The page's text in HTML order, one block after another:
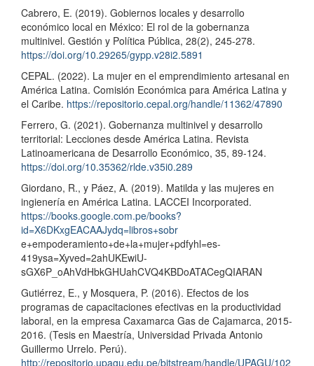
Cabrero, E. (2019). Gobiernos locales y desarrollo
económico local en México: El rol de la gobernanza
multinivel. Gestión y Política Pública, 28(2), 245-278.
https://doi.org/10.29265/gypp.v28i2.5891
CEPAL. (2022). La mujer en el emprendimiento artesanal en
América Latina. Comisión Económica para América Latina y
el Caribe. https://repositorio.cepal.org/handle/11362/47890
Ferrero, G. (2021). Gobernanza multinivel y desarrollo
territorial: Lecciones desde América Latina. Revista
Latinoamericana de Desarrollo Económico, 35, 89-124.
https://doi.org/10.35362/rlde.v35i0.289
Giordano, R., y Páez, A. (2019). Matilda y las mujeres en
ingienería en América Latina. LACCEI Incorporated.
https://books.google.com.pe/books?
id=X6DKxgEACAAJydq=libros+sobr
e+empoderamiento+de+la+mujer+pdfyhl=es-
419ysa=Xyved=2ahUKEwiU-
sGX6P_oAhVdHbkGHUahCVQ4KBDoATACegQIARAN
Gutiérrez, E., y Mosquera, P. (2016). Efectos de los
programas de capacitaciones efectivas en la productividad
laboral, en la empresa Caxamarca Gas de Cajamarca, 2015-
2016. (Tesis en Maestría, Universidad Privada Antonio
Guillermo Urrelo. Perú).
http://repositorio.upagu.edu.pe/bitstream/handle/UPAGU/102